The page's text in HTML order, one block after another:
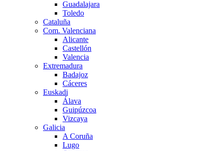
Guadalajara
Toledo
Cataluña
Com. Valenciana
Alicante
Castellón
Valencia
Extremadura
Badajoz
Cáceres
Euskadi
Álava
Guipúzcoa
Vizcaya
Galicia
A Coruña
Lugo